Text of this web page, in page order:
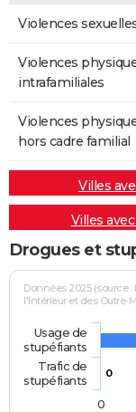
Violences
Violences
intrafamiliales
Violences
hors cadre familial
Villes
Villes
Drogues et
Données 2025 (source
l'Intérieur et des Outre-
0
Usage de
stupéfiants
Trafic de
stupéfiants
0